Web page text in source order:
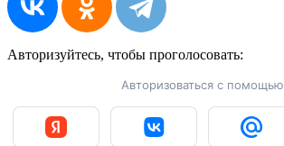
Авторизуйтесь, чтобы проголосовать:
Авторизоваться с помощью